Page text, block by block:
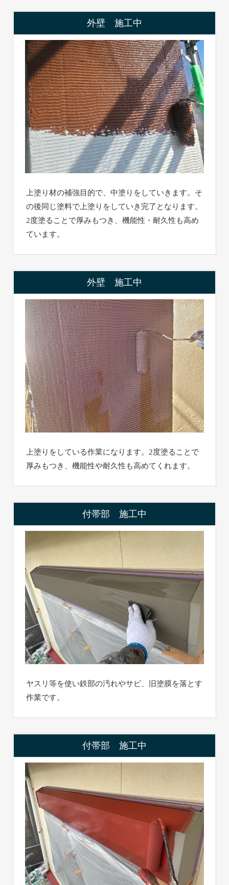
外壁 施工中
上塗り材の補強目的で、中塗りをしていきます。そ
の後同じ塗料で上塗りをしていき完了となります。
2度塗ることで厚みもつき、機能性・耐久性も高め
ています。
外壁 施工中
上塗りをしている作業になります。2度塗ることで
厚みもつき、機能性や耐久性も高めてくれます。
付帯部 施工中
ヤスリ等を使い鉄部の汚れやサビ、旧塗膜を落とす
作業です。
付帯部 施工中